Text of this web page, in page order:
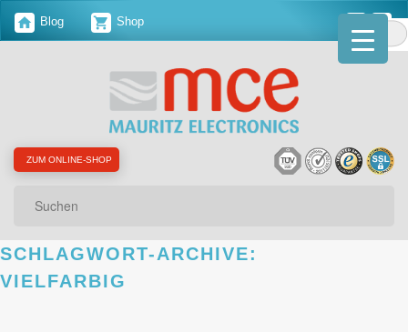
Blog Shop
ZUM ONLINE-SHOP
SCHLAGWORT-ARCHIVE:
VIELFARBIG